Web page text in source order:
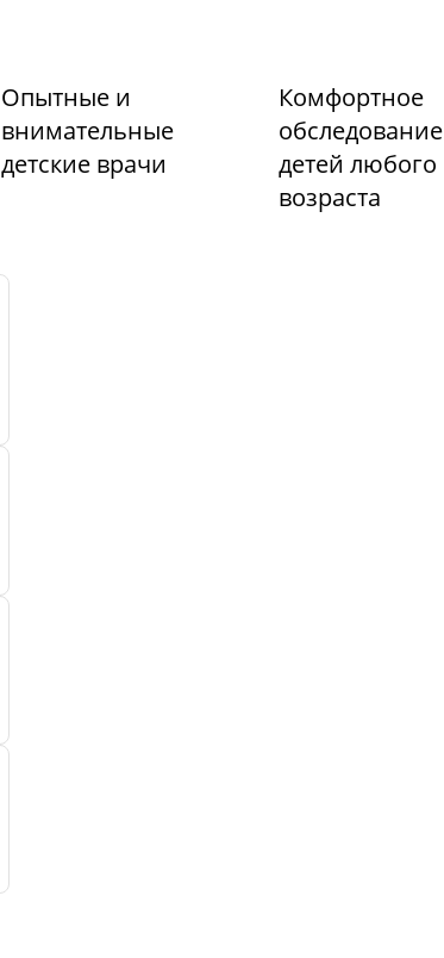
Опытные и
внимательные
детские врачи
Комфортное
обследование
детей любого
возраста